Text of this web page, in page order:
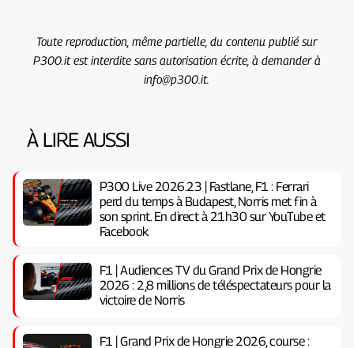
Toute reproduction, même partielle, du contenu publié sur
P300.it est interdite sans autorisation écrite, à demander à
info@p300.it.
À LIRE AUSSI
P300 Live 2026.23 | Fastlane, F1 : Ferrari
perd du temps à Budapest, Norris met fin à
son sprint. En direct à 21h30 sur YouTube et
Facebook
F1 | Audiences TV du Grand Prix de Hongrie
2026 : 2,8 millions de téléspectateurs pour la
victoire de Norris
F1 | Grand Prix de Hongrie 2026, course :